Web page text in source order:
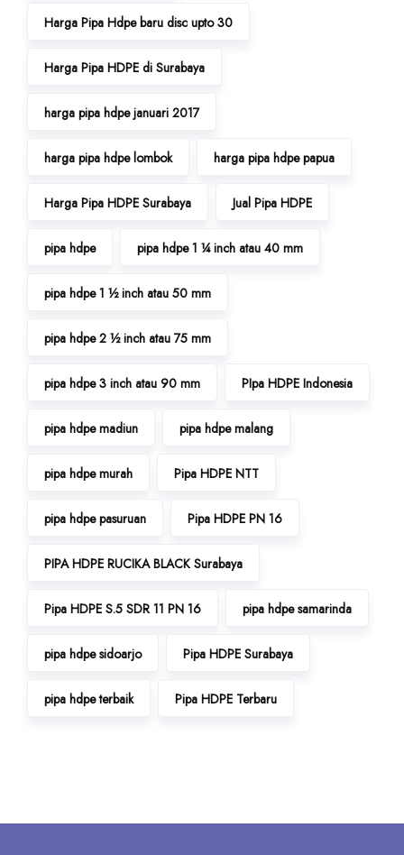
Harga Pipa Hdpe baru disc upto 30
Harga Pipa HDPE di Surabaya
harga pipa hdpe januari 2017
harga pipa hdpe lombok harga pipa hdpe papua
Harga Pipa HDPE Surabaya Jual Pipa HDPE
pipa hdpe pipa hdpe 1 ¼ inch atau 40 mm
pipa hdpe 1 ½ inch atau 50 mm
pipa hdpe 2 ½ inch atau 75 mm
pipa hdpe 3 inch atau 90 mm PIpa HDPE Indonesia
pipa hdpe madiun pipa hdpe malang
pipa hdpe murah Pipa HDPE NTT
pipa hdpe pasuruan Pipa HDPE PN 16
PIPA HDPE RUCIKA BLACK Surabaya
Pipa HDPE S.5 SDR 11 PN 16 pipa hdpe samarinda
pipa hdpe sidoarjo Pipa HDPE Surabaya
pipa hdpe terbaik Pipa HDPE Terbaru